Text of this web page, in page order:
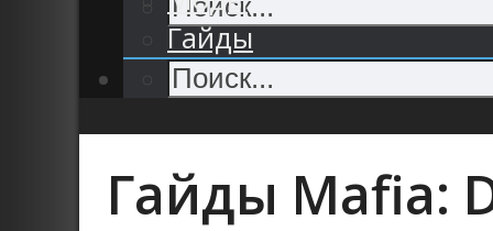
Гайды
Гайды Mafia: